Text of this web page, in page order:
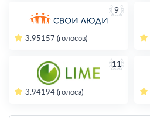
9
3.95157 (голосов)
11
3.94194 (голоса)